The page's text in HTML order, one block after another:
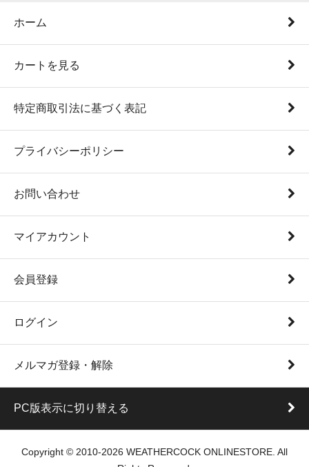
ホーム
カートを見る
特定商取引法に基づく表記
プライバシーポリシー
お問い合わせ
マイアカウント
会員登録
ログイン
メルマガ登録・解除
PC版表示に切り替える
Copyright © 2010-2026 WEATHERCOCK ONLINESTORE. All